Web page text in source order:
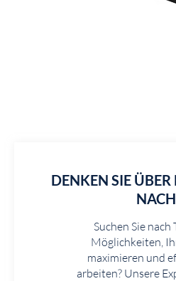
DENKEN SIE
Suchen Sie nach
Möglichkeiten,
maximieren und
arbeiten? Unsere